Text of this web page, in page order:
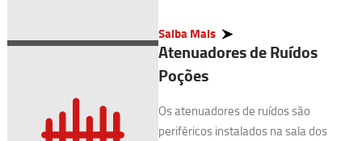
Saiba Mais
Atenuadores de Ruídos
Poções
Os atenuadores de ruídos são
periféricos instalados na sala dos